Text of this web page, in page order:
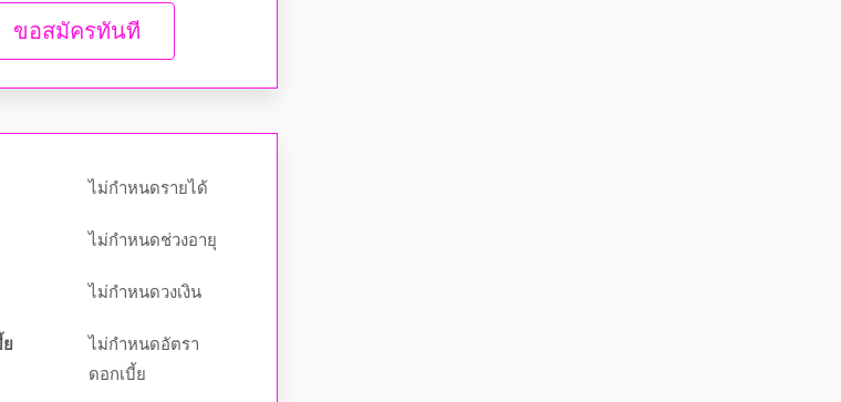
ขอสมัครทันที
ไม่กำหนดรายได้
ไม่กำหนดช่วงอายุ
ไม่กำหนดวงเงิน
ไม่กำหนดอัตรา
ดอกเบี้ย